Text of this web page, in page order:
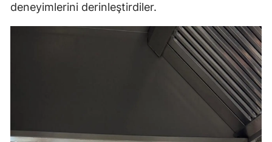
deneyimlerini derinleştirdiler.